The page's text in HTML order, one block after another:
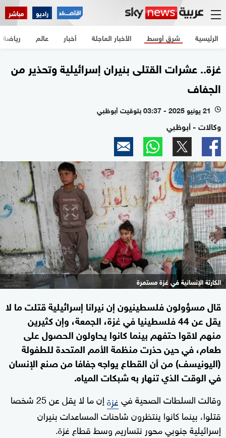
راديو مباشر
الرئيسية الأخبار العاجلة أخبار شرق أوسط عالم رياضة
غزة.. عشرات القتلى بنيران إسرائيلية وتحذير من
الجفاف
l 21 يونيو 2025 - 03:37 بتوقيت أبوظبي
وكالات - أبوظبي
الكارثة الإنسانية في غزة مستمرة
قال مسؤولون فلسطينيون إن نيرانا إسرائيلية قتلت ما لا
يقل عن 44 فلسطينيا في غزة، الجمعة، وإن كثيرين
منهم لاقوا حتفهم بينما كانوا يحاولون الحصول على
طعام، في حين حذرت منظمة الأمم المتحدة للطفولة
(اليونيسف) من أن القطاع يواجه جفافا من صنع الإنسان
في الوقت الذي تنهار به شبكات المياه.
وقالت السلطات الصحية فيغزة
إن ما لا يقل عن 25 شخصا
قتلوا، بينما كانوا ينتظرون شاحنات المساعدات بنيران
إسرائيلية جنوبي محور نتساريم وسط قطاع غزة.